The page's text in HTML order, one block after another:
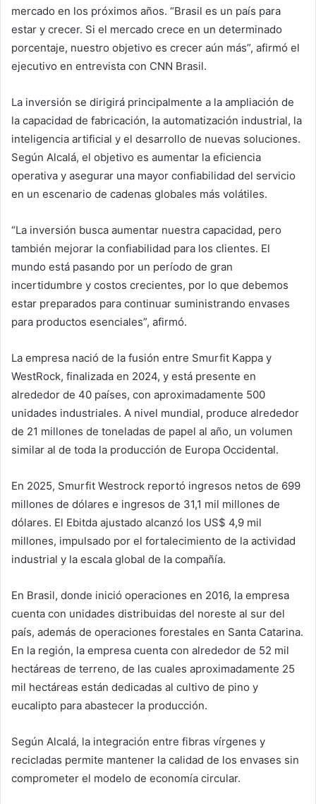
mercado en los próximos años. “Brasil es un país para
estar y crecer. Si el mercado crece en un determinado
porcentaje, nuestro objetivo es crecer aún más”, afirmó el
ejecutivo en entrevista con CNN Brasil.
La inversión se dirigirá principalmente a la ampliación de
la capacidad de fabricación, la automatización industrial, la
inteligencia artificial y el desarrollo de nuevas soluciones.
Según Alcalá, el objetivo es aumentar la eficiencia
operativa y asegurar una mayor confiabilidad del servicio
en un escenario de cadenas globales más volátiles.
“La inversión busca aumentar nuestra capacidad, pero
también mejorar la confiabilidad para los clientes. El
mundo está pasando por un período de gran
incertidumbre y costos crecientes, por lo que debemos
estar preparados para continuar suministrando envases
para productos esenciales”, afirmó.
La empresa nació de la fusión entre Smurfit Kappa y
WestRock, finalizada en 2024, y está presente en
alrededor de 40 países, con aproximadamente 500
unidades industriales. A nivel mundial, produce alrededor
de 21 millones de toneladas de papel al año, un volumen
similar al de toda la producción de Europa Occidental.
En 2025, Smurfit Westrock reportó ingresos netos de 699
millones de dólares e ingresos de 31,1 mil millones de
dólares. El Ebitda ajustado alcanzó los US$ 4,9 mil
millones, impulsado por el fortalecimiento de la actividad
industrial y la escala global de la compañía.
En Brasil, donde inició operaciones en 2016, la empresa
cuenta con unidades distribuidas del noreste al sur del
país, además de operaciones forestales en Santa Catarina.
En la región, la empresa cuenta con alrededor de 52 mil
hectáreas de terreno, de las cuales aproximadamente 25
mil hectáreas están dedicadas al cultivo de pino y
eucalipto para abastecer la producción.
Según Alcalá, la integración entre fibras vírgenes y
recicladas permite mantener la calidad de los envases sin
comprometer el modelo de economía circular.